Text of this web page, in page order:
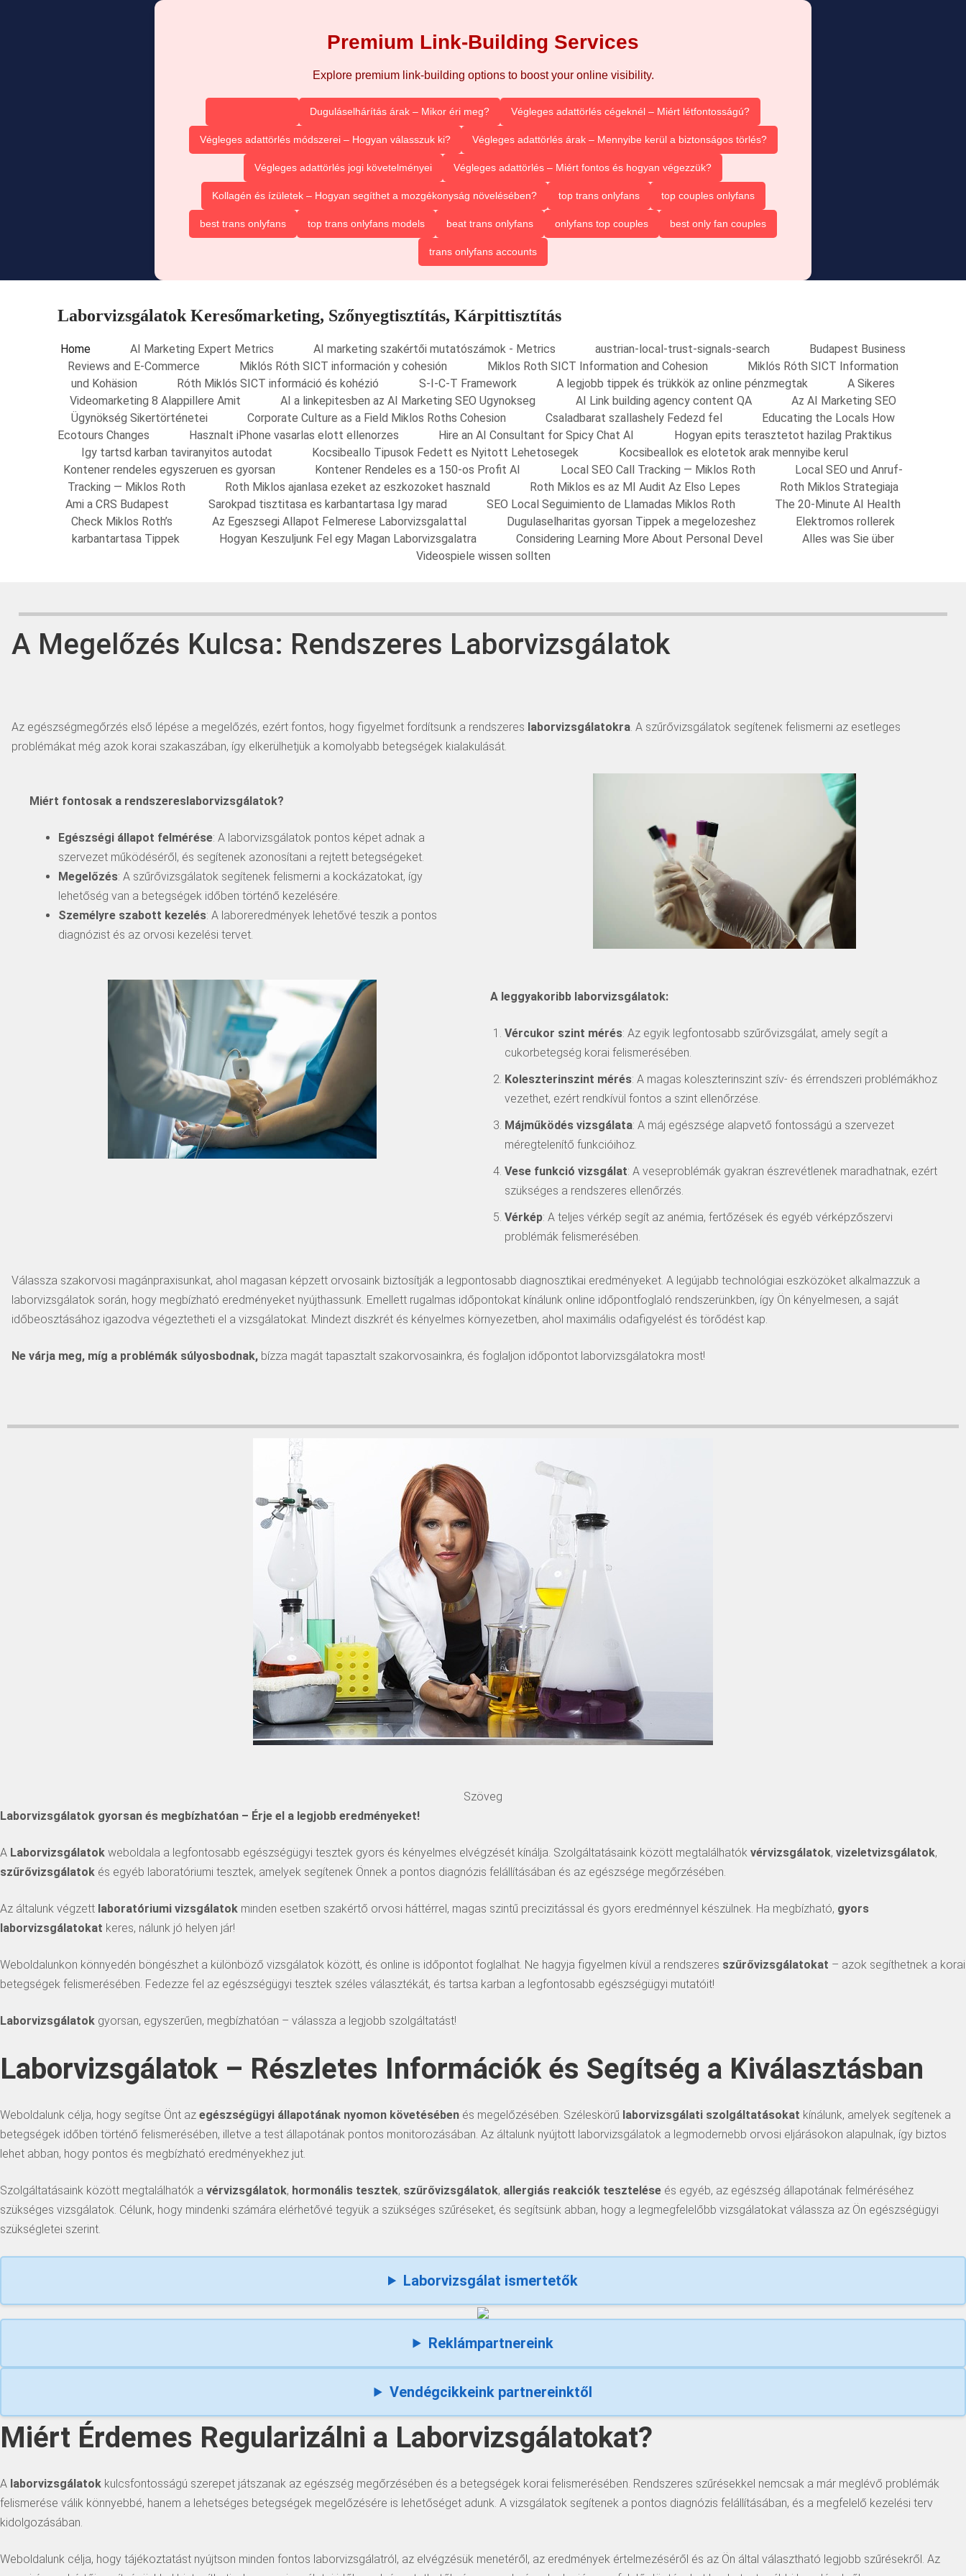
Premium Link-Building Services
Explore premium link-building options to boost your online visibility.
Duguláselhárítás árak – Mikor éri meg? Végleges adattörlés cégeknél – Miért létfontosságú?
Végleges adattörlés módszerei – Hogyan válasszuk ki? Végleges adattörlés árak – Mennyibe kerül a biztonságos törlés?
Végleges adattörlés jogi követelményei Végleges adattörlés – Miért fontos és hogyan végezzük?
Kollagén és ízületek – Hogyan segíthet a mozgékonyság növelésében? top trans onlyfans top couples onlyfans
best trans onlyfans top trans onlyfans models beat trans onlyfans onlyfans top couples best only fan couples
trans onlyfans accounts
Laborvizsgálatok Keresőmarketing, Szőnyegtisztítás, Kárpittisztítás
Home AI Marketing Expert Metrics AI marketing szakértői mutatószámok - Metrics austrian-local-trust-signals-search
Budapest Business
Reviews and E-Commerce
Miklós Róth SICT información y cohesión Miklos Roth SICT Information and Cohesion
Miklós Róth SICT Information
und Kohäsion
Róth Miklós SICT információ és kohézió S-I-C-T Framework A legjobb tippek és trükkök az online pénzmegtak
A Sikeres
Videomarketing 8 Alappillere Amit
AI a linkepitesben az AI Marketing SEO Ugynokseg AI Link building agency content QA
Az AI Marketing SEO
Ügynökség Sikertörténetei
Corporate Culture as a Field Miklos Roths Cohesion Csaladbarat szallashely Fedezd fel
Educating the Locals How
Ecotours Changes
Hasznalt iPhone vasarlas elott ellenorzes Hire an AI Consultant for Spicy Chat AI
Hogyan epits terasztetot hazilag Praktikus
Igy tartsd karban taviranyitos autodat
Kocsibeallo Tipusok Fedett es Nyitott Lehetosegek
Kocsibeallok es elotetok arak mennyibe kerul
Kontener rendeles egyszeruen es gyorsan
Kontener Rendeles es a 150-os Profit AI Local SEO Call Tracking — Miklos Roth
Local SEO und Anruf-
Tracking — Miklos Roth
Roth Miklos ajanlasa ezeket az eszkozoket hasznald Roth Miklos es az MI Audit Az Elso Lepes
Roth Miklos Strategiaja
Ami a CRS Budapest
Sarokpad tisztitasa es karbantartasa Igy marad SEO Local Seguimiento de Llamadas Miklos Roth
The 20-Minute AI Health
Check Miklos Roth’s
Az Egeszsegi Allapot Felmerese Laborvizsgalattal Dugulaselharitas gyorsan Tippek a megelozeshez
Elektromos rollerek
karbantartasa Tippek
Hogyan Keszuljunk Fel egy Magan Laborvizsgalatra Considering Learning More About Personal Devel
Alles was Sie über
Videospiele wissen sollten
A Megelőzés Kulcsa: Rendszeres Laborvizsgálatok
Az egészségmegőrzés első lépése a megelőzés, ezért fontos, hogy figyelmet fordítsunk a rendszeres laborvizsgálatokra . A szűrővizsgálatok segítenek felismerni az esetleges
problémákat még azok korai szakaszában, így elkerülhetjük a komolyabb betegségek kialakulását.
Miért fontosak a rendszereslaborvizsgálatok?
Egészségi állapot felmérése: A laborvizsgálatok pontos képet adnak a
szervezet működéséről, és segítenek azonosítani a rejtett betegségeket.
Megelőzés: A szűrővizsgálatok segítenek felismerni a kockázatokat, így
lehetőség van a betegségek időben történő kezelésére.
Személyre szabott kezelés: A laboreredmények lehetővé teszik a pontos
diagnózist és az orvosi kezelési tervet.
A leggyakoribb laborvizsgálatok:
Vércukor szint mérés: Az egyik legfontosabb szűrővizsgálat, amely segít a
cukorbetegség korai felismerésében.
Koleszterinszint mérés: A magas koleszterinszint szív- és érrendszeri problémákhoz
vezethet, ezért rendkívül fontos a szint ellenőrzése.
Májműködés vizsgálata: A máj egészsége alapvető fontosságú a szervezet
méregtelenítő funkcióihoz.
Vese funkció vizsgálat: A veseproblémák gyakran észrevétlenek maradhatnak, ezért
szükséges a rendszeres ellenőrzés.
Vérkép: A teljes vérkép segít az anémia, fertőzések és egyéb vérképzőszervi
problémák felismerésében.
Válassza szakorvosi magánpraxisunkat, ahol magasan képzett orvosaink biztosítják a legpontosabb diagnosztikai eredményeket. A legújabb technológiai eszközöket alkalmazzuk a
laborvizsgálatok során, hogy megbízható eredményeket nyújthassunk. Emellett rugalmas időpontokat kínálunk online időpontfoglaló rendszerünkben, így Ön kényelmesen, a saját
időbeosztásához igazodva végeztetheti el a vizsgálatokat. Mindezt diszkrét és kényelmes környezetben, ahol maximális odafigyelést és törődést kap.
Ne várja meg, míg a problémák súlyosbodnak, bízza magát tapasztalt szakorvosainkra, és foglaljon időpontot laborvizsgálatokra most!
Szöveg
Laborvizsgálatok gyorsan és megbízhatóan – Érje el a legjobb eredményeket!
A Laborvizsgálatok weboldala a legfontosabb egészségügyi tesztek gyors és kényelmes elvégzését kínálja. Szolgáltatásaink között megtalálhatók vérvizsgálatok, vizeletvizsgálatok,
szűrővizsgálatok és egyéb laboratóriumi tesztek, amelyek segítenek Önnek a pontos diagnózis felállításában és az egészsége megőrzésében.
Az általunk végzett laboratóriumi vizsgálatok minden esetben szakértő orvosi háttérrel, magas szintű precizitással és gyors eredménnyel készülnek. Ha megbízható, gyors
laborvizsgálatokat keres, nálunk jó helyen jár!
Weboldalunkon könnyedén böngészhet a különböző vizsgálatok között, és online is időpontot foglalhat. Ne hagyja figyelmen kívül a rendszeres szűrővizsgálatokat – azok segíthetnek a korai
betegségek felismerésében. Fedezze fel az egészségügyi tesztek széles választékát, és tartsa karban a legfontosabb egészségügyi mutatóit!
Laborvizsgálatok gyorsan, egyszerűen, megbízhatóan – válassza a legjobb szolgáltatást!
Laborvizsgálatok – Részletes Információk és Segítség a Kiválasztásban
Weboldalunk célja, hogy segítse Önt az egészségügyi állapotának nyomon követésében és megelőzésében. Széleskörű laborvizsgálati szolgáltatásokat kínálunk, amelyek segítenek a
betegségek időben történő felismerésében, illetve a test állapotának pontos monitorozásában. Az általunk nyújtott laborvizsgálatok a legmodernebb orvosi eljárásokon alapulnak, így biztos
lehet abban, hogy pontos és megbízható eredményekhez jut.
Szolgáltatásaink között megtalálhatók a vérvizsgálatok, hormonális tesztek, szűrővizsgálatok, allergiás reakciók tesztelése és egyéb, az egészség állapotának felméréséhez
szükséges vizsgálatok. Célunk, hogy mindenki számára elérhetővé tegyük a szükséges szűréseket, és segítsünk abban, hogy a legmegfelelőbb vizsgálatokat válassza az Ön egészségügyi
szükségletei szerint.
Laborvizsgálat ismertetők
Reklámpartnereink
Vendégcikkeink partnereinktől
Miért Érdemes Regularizálni a Laborvizsgálatokat?
A laborvizsgálatok kulcsfontosságú szerepet játszanak az egészség megőrzésében és a betegségek korai felismerésében. Rendszeres szűrésekkel nemcsak a már meglévő problémák
felismerése válik könnyebbé, hanem a lehetséges betegségek megelőzésére is lehetőséget adunk. A vizsgálatok segítenek a pontos diagnózis felállításában, és a megfelelő kezelési terv
kidolgozásában.
Weboldalunk célja, hogy tájékoztatást nyújtson minden fontos laborvizsgálatról, az elvégzésük menetéről, az eredmények értelmezéséről és az Ön által választható legjobb szűrésekről. Az